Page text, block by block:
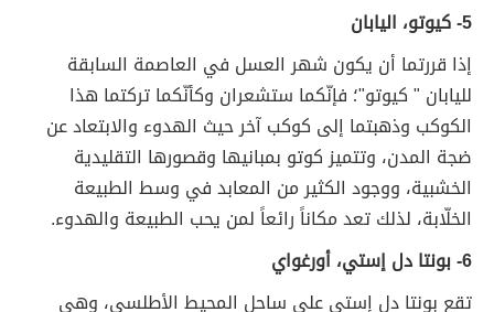
5- كيوتو، اليابان
إذا قررتما أن يكون شهر العسل في العاصمة السابقة
لليابان " كيوتو"؛ فإنّكما ستشعران وكأنّكما تركتما هذا
الكوكب وذهبتما إلى كوكب آخر حيث الهدوء والابتعاد عن
ضجة المدن، وتتميز كوتو بمبانيها وقصورها التقليدية
الخشبية، ووجود الكثير من المعابد في وسط الطبيعة
الخلّابة، لذلك تعد مكاناً رائعاً لمن يحب الطبيعة والهدوء.
6- بونتا دل إستي، أورغواي
تقع بونتا دل إستي على ساحل المحيط الأطلسي، وهي